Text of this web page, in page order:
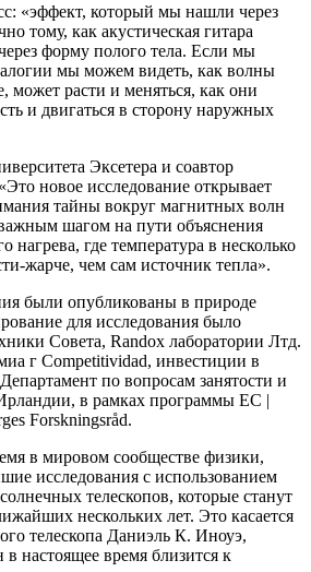
«эффект, который мы нашли через
тому, как акустическая гитара
форму полого тела. Если мы
мы можем видеть, как волны
может расти и меняться, как они
и двигаться в сторону наружных
Эксетера и соавтор
новое исследование открывает
тайны вокруг магнитных волн
шагом на пути объяснения
нагрева, где температура в несколько
жарче, чем сам источник тепла».
были опубликованы в природе
для исследования было
Совета, Randox лаборатории Лтд.
г Competitividad, инвестиции в
по вопросам занятости и
в рамках программы ЕС |
Forskningsråd.
в мировом сообществе физики,
исследования с использованием
телескопов, которые станут
нескольких лет. Это касается
телескопа Даниэль К. Иноуэ,
в настоящее время близится к